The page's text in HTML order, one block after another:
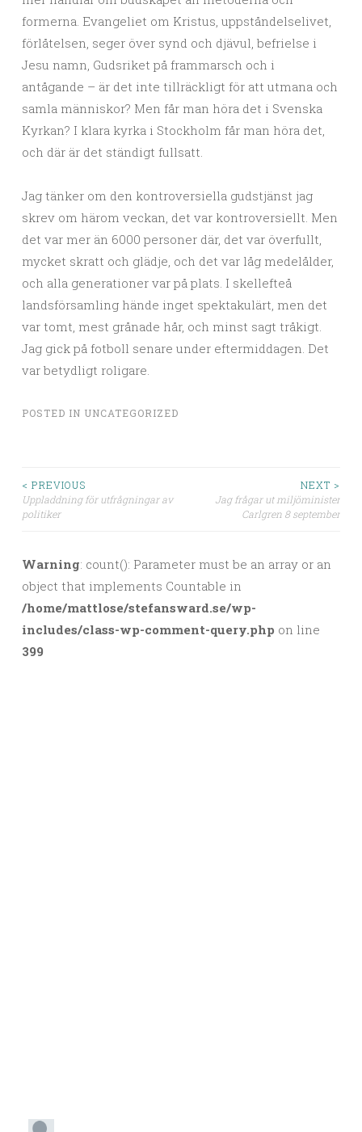
formerna. Evangeliet om Kristus, uppståndelselivet,
förlåtelsen, seger över synd och djävul, befrielse i
Jesu namn, Gudsriket på frammarsch och i
antågande – är det inte tillräckligt för att utmana och
samla människor? Men får man höra det i Svenska
Kyrkan? I klara kyrka i Stockholm får man höra det,
och där är det ständigt fullsatt.
Jag tänker om den kontroversiella gudstjänst jag
skrev om härom veckan, det var kontroversiellt. Men
det var mer än 6000 personer där, det var överfullt,
mycket skratt och glädje, och det var låg medelålder,
och alla generationer var på plats. I skellefteå
landsförsamling hände inget spektakulärt, men det
var tomt, mest grånade hår, och minst sagt tråkigt.
Jag gick på fotboll senare under eftermiddagen. Det
var betydligt roligare.
POSTED IN UNCATEGORIZED
Post navigation
< PREVIOUS
Uppladdning för utfrågningar av
politiker
NEXT >
Jag frågar ut miljöminister
Carlgren 8 september
Warning: count(): Parameter must be an array or an
object that implements Countable in
/home/mattlose/stefansward.se/wp-
includes/class-wp-comment-query.php on line
399